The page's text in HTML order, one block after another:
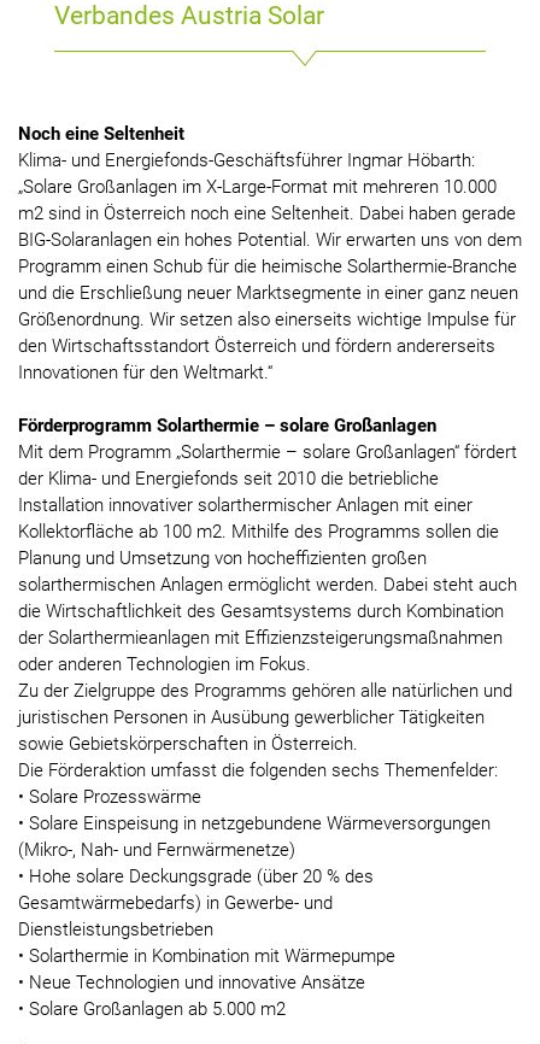
Verbandes Austria Solar
Noch eine Seltenheit
Klima- und Energiefonds-Geschäftsführer Ingmar Höbarth:
„Solare Großanlagen im X-Large-Format mit mehreren 10.000
m2 sind in Österreich noch eine Seltenheit. Dabei haben gerade
BIG-Solaranlagen ein hohes Potential. Wir erwarten uns von dem
Programm einen Schub für die heimische Solarthermie-Branche
und die Erschließung neuer Marktsegmente in einer ganz neuen
Größenordnung. Wir setzen also einerseits wichtige Impulse für
den Wirtschaftsstandort Österreich und fördern andererseits
Innovationen für den Weltmarkt.“
Förderprogramm Solarthermie – solare Großanlagen
Mit dem Programm „Solarthermie – solare Großanlagen“ fördert
der Klima- und Energiefonds seit 2010 die betriebliche
Installation innovativer solarthermischer Anlagen mit einer
Kollektorfläche ab 100 m2. Mithilfe des Programms sollen die
Planung und Umsetzung von hocheffizienten großen
solarthermischen Anlagen ermöglicht werden. Dabei steht auch
die Wirtschaftlichkeit des Gesamtsystems durch Kombination
der Solarthermieanlagen mit Effizienzsteigerungsmaßnahmen
oder anderen Technologien im Fokus.
Zu der Zielgruppe des Programms gehören alle natürlichen und
juristischen Personen in Ausübung gewerblicher Tätigkeiten
sowie Gebietskörperschaften in Österreich.
Die Förderaktion umfasst die folgenden sechs Themenfelder:
• Solare Prozesswärme
• Solare Einspeisung in netzgebundene Wärmeversorgungen
(Mikro-, Nah- und Fernwärmenetze)
• Hohe solare Deckungsgrade (über 20 % des
Gesamtwärmebedarfs) in Gewerbe- und
Dienstleistungsbetrieben
• Solarthermie in Kombination mit Wärmepumpe
• Neue Technologien und innovative Ansätze
• Solare Großanlagen ab 5.000 m2